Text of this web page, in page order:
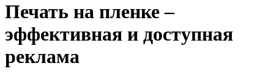
Печать на пленке –
эффективная и доступная
реклама